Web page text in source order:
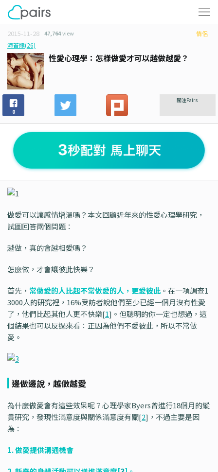
2015-11-28 47,764view
情侶
海苔熊(26)
性愛心理學：怎樣做愛才可以越做越愛？
0
關注Pairs
做愛可以讓感情增溫嗎？本文回顧近年來的性愛心理學研究，
試圖回答兩個問題：
越做，真的會越相愛嗎？
怎麼做，才會讓彼此快樂？
首先， 常做愛的人比起不常做愛的人，更愛彼此。在一項調查1
3000人的研究裡，16%受訪者說他們至少已經一個月沒有性愛
了，他們比起其他人更不快樂[1]。但聰明的你一定也想過，這
個結果也可以反過來看：正因為他們不愛彼此，所以不常做
愛。
邊做邊說，越做越愛
為什麼做愛會有這些效果呢？心理學家Byers曾進行18個月的縱
貫研究，發現性滿意度與關係滿意度有關[2]，不過主要是因
為：
1. 做愛提供溝通機會